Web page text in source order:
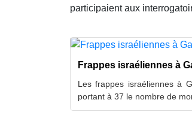
participaient aux
Frappes israéliennes à
Les frappes israéliennes à
portant à 37 le nombre de